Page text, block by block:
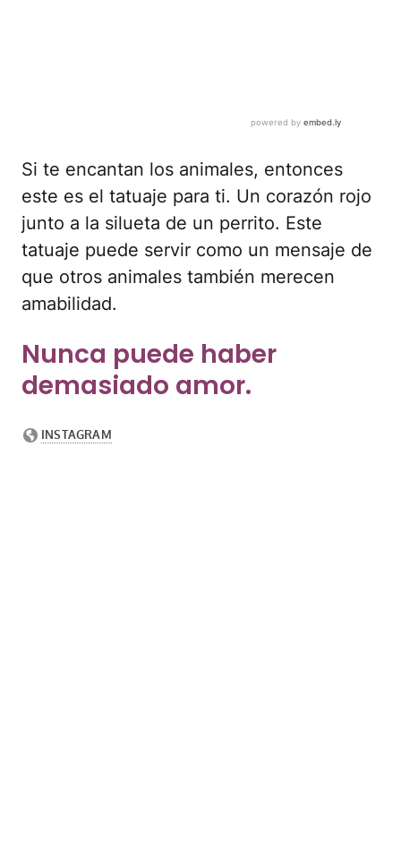
Si te encantan los animales, entonces
este es el tatuaje para ti. Un corazón rojo
junto a la silueta de un perrito. Este
tatuaje puede servir como un mensaje de
que otros animales también merecen
amabilidad.
Nunca puede haber
demasiado amor.